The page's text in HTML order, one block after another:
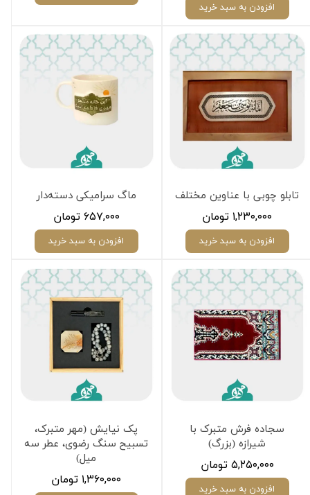
افزودن به سبد خرید
تابلو چوبی با عناوین مختلف
۱,۲۳۰,۰۰۰ تومان
افزودن به سبد خرید
ماگ سرامیکی دسته‌دار
۶۵۷,۰۰۰ تومان
افزودن به سبد خرید
سجاده فرش متبرک با
شیرازه (بزرگ)
۵,۲۵۰,۰۰۰ تومان
افزودن به سبد خرید
پک نیایش (مهر متبرک،
تسبیح سنگ رضوی، عطر سه
میل)
۱,۳۶۰,۰۰۰ تومان